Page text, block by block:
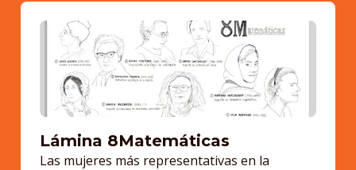
Lámina 8Matemáticas
Las mujeres más representativas en la